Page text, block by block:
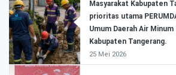
Masyarakat Kabupaten
prioritas utama
Umum Daerah Air
Kabupaten Tangerang.
25 Mei 2026